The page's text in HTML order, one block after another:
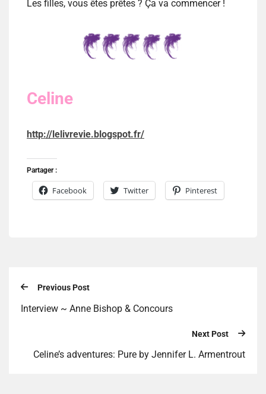
Les filles, vous êtes prêtes ? Ça va commencer !
Celine
http://lelivrevie.blogspot.fr/
Partager :
Facebook Twitter Pinterest
Previous Post
Interview ~ Anne Bishop & Concours
Next Post
Celine’s adventures: Pure by Jennifer L. Armentrout